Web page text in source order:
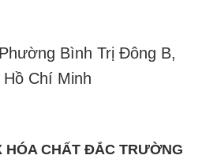
Bình Trị Đông B,
Chí Minh
HÓA CHẤT ĐẮC TRƯỜNG